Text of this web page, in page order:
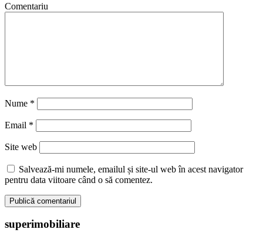
Comentariu
Nume *
Email *
Site web
Salvează-mi numele, emailul și site-ul web în acest navigator
pentru data viitoare când o să comentez.
superimobiliare